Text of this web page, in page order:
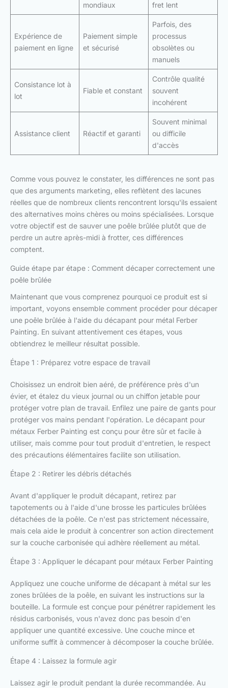
mondiaux
fret lent
Expérience de
paiement en ligne
Paiement simple
et sécurisé
Parfois, des
processus
obsolètes ou
manuels
Consistance lot à
lot
Fiable et constant
Contrôle qualité
souvent
incohérent
Assistance client Réactif et garanti
Souvent minimal
ou difficile
d'accès
Comme vous pouvez le constater, les différences ne sont pas
que des arguments marketing, elles reflètent des lacunes
réelles que de nombreux clients rencontrent lorsqu'ils essaient
des alternatives moins chères ou moins spécialisées. Lorsque
votre objectif est de sauver une poêle brûlée plutôt que de
perdre un autre après-midi à frotter, ces différences
comptent.
Guide étape par étape : Comment décaper correctement une
poêle brûlée
Maintenant que vous comprenez pourquoi ce produit est si
important, voyons ensemble comment procéder pour décaper
une poêle brûlée à l'aide du décapant pour métal Ferber
Painting. En suivant attentivement ces étapes, vous
obtiendrez le meilleur résultat possible.
Étape 1 : Préparez votre espace de travail
Choisissez un endroit bien aéré, de préférence près d'un
évier, et étalez du vieux journal ou un chiffon jetable pour
protéger votre plan de travail. Enfilez une paire de gants pour
protéger vos mains pendant l'opération. Le décapant pour
métaux Ferber Painting est conçu pour être sûr et facile à
utiliser, mais comme pour tout produit d'entretien, le respect
des précautions élémentaires facilite son utilisation.
Étape 2 : Retirer les débris détachés
Avant d'appliquer le produit décapant, retirez par
tapotements ou à l'aide d'une brosse les particules brûlées
détachées de la poêle. Ce n'est pas strictement nécessaire,
mais cela aide le produit à concentrer son action directement
sur la couche carbonisée qui adhère réellement au métal.
Étape 3 : Appliquer le décapant pour métaux Ferber Painting
Appliquez une couche uniforme de décapant à métal sur les
zones brûlées de la poêle, en suivant les instructions sur la
bouteille. La formule est conçue pour pénétrer rapidement les
résidus carbonisés, vous n'avez donc pas besoin d'en
appliquer une quantité excessive. Une couche mince et
uniforme suffit à commencer à décomposer la couche brûlée.
Étape 4 : Laissez la formule agir
Laissez agir le produit pendant la durée recommandée. Au